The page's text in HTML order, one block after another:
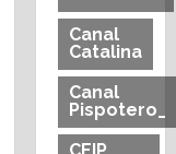
Canal
Catalina
Canal
Pispotero_